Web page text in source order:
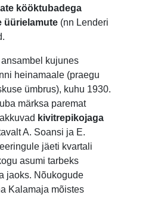
kööktubadega
üürielamute (nn Lenderi
kujunes
heinamaale (praegu
ümbrus), kuhu 1930.
märksa paremat
kivitrepikojaga
A. Soansi ja E.
jäeti kvartali
asumi tarbeks
jaoks. Nõukogude
Kalamaja mõistes